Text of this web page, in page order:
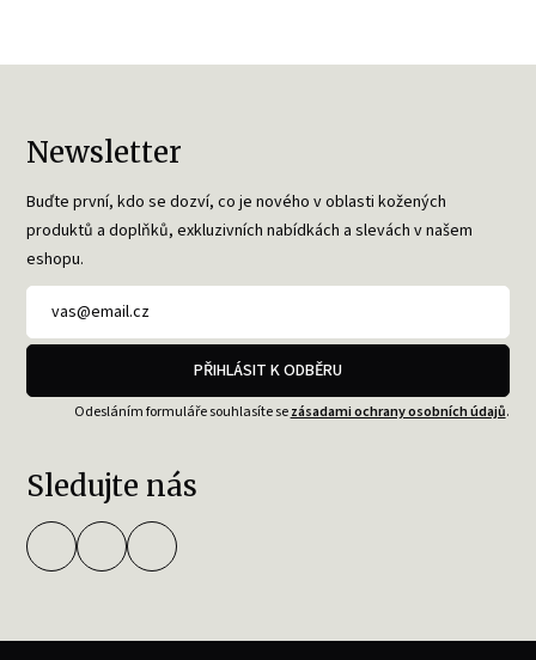
Newsletter
Buďte první, kdo se dozví, co je nového v oblasti kožených
produktů a doplňků, exkluzivních nabídkách a slevách v našem
eshopu.
PŘIHLÁSIT K ODBĚRU
Odesláním formuláře souhlasíte sezásadami ochrany osobních údajů.
Sledujte nás